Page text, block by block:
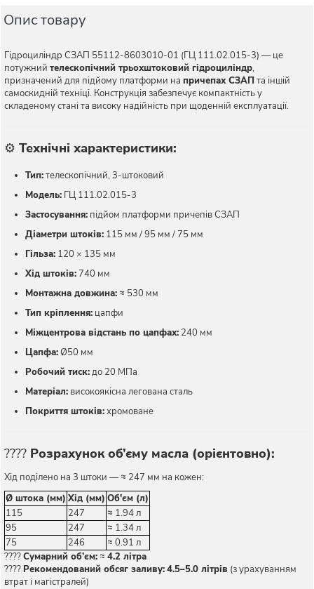
Опис товару
Гідроциліндр СЗАП 55112-8603010-01 (ГЦ 111.02.015-3) — це
потужний телескопічний трьохштоковий гідроциліндр,
призначений для підйому платформи на причепах СЗАПта іншій
самоскидній техніці. Конструкція забезпечує компактність у
складеному стані та високу надійність при щоденній експлуатації.
⚙️ Технічні характеристики:
Тип:телескопічний, 3-штоковий
Модель: ГЦ 111.02.015-3
Застосування: підйом платформи причепів СЗАП
Діаметри штоків: 115 мм / 95 мм / 75 мм
Гільза: 120 × 135 мм
Хід штоків: 740 мм
Монтажна довжина: ≈ 530 мм
Тип кріплення: цапфи
Міжцентрова відстань по цапфах: 240 мм
Цапфа:Ø50 мм
Робочий тиск:до 20 МПа
Матеріал: високоякісна легована сталь
Покриття штоків:хромоване
???? Розрахунок об’єму масла (орієнтовно):
Хід поділено на 3 штоки — ≈ 247 мм на кожен:
Ø штока (мм) Хід (мм) Об'єм (л)
115
247
≈ 1.94 л
95
247
≈ 1.34 л
75
246
≈ 0.91 л
????Сумарний об’єм: ≈ 4.2 літра
???? Рекомендований обсяг заливу:4.5–5.0 літрів (з урахуванням
втрат і магістралей)